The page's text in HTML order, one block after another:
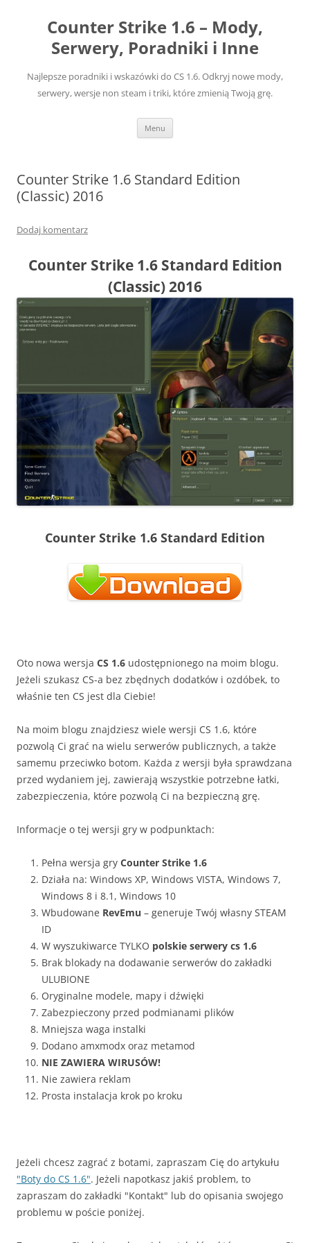
Counter Strike 1.6 – Mody,
Serwery, Poradniki i Inne
Najlepsze poradniki i wskazówki do CS 1.6. Odkryj nowe mody,
serwery, wersje non steam i triki, które zmienią Twoją grę.
Menu
Counter Strike 1.6 Standard Edition
(Classic) 2016
Dodaj komentarz
Counter Strike 1.6 Standard Edition
(Classic) 2016
Counter Strike 1.6 Standard Edition
Oto nowa wersja CS 1.6 udostępnionego na moim blogu.
Jeżeli szukasz CS-a bez zbędnych dodatków i ozdóbek, to
właśnie ten CS jest dla Ciebie!
Na moim blogu znajdziesz wiele wersji CS 1.6, które
pozwolą Ci grać na wielu serwerów publicznych, a także
samemu przeciwko botom. Każda z wersji była sprawdzana
przed wydaniem jej, zawierają wszystkie potrzebne łatki,
zabezpieczenia, które pozwolą Ci na bezpieczną grę.
Informacje o tej wersji gry w podpunktach:
Pełna wersja gry Counter Strike 1.6
Działa na: Windows XP, Windows VISTA, Windows 7,
Windows 8 i 8.1, Windows 10
Wbudowane RevEmu – generuje Twój własny STEAM
ID
W wyszukiwarce TYLKO polskie serwery cs 1.6
Brak blokady na dodawanie serwerów do zakładki
ULUBIONE
Oryginalne modele, mapy i dźwięki
Zabezpieczony przed podmianami plików
Mniejsza waga instalki
Dodano amxmodx oraz metamod
NIE ZAWIERA WIRUSÓW!
Nie zawiera reklam
Prosta instalacja krok po kroku
Jeżeli chcesz zagrać z botami, zapraszam Cię do artykułu
"Boty do CS 1.6". Jeżeli napotkasz jakiś problem, to
zapraszam do zakładki "Kontakt" lub do opisania swojego
problemu w poście poniżej.